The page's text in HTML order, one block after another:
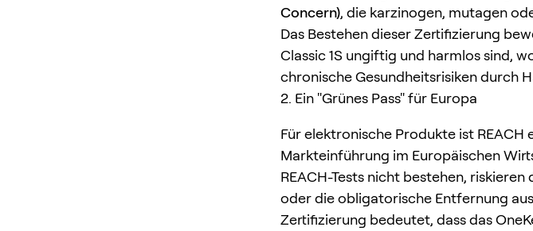
Concern), die karzinogen, mutagen
Das Bestehen dieser Zertifizierung
Classic 1S ungiftig und harmlos sind,
chronische Gesundheitsrisiken durch
2. Ein "Grünes Pass" für Europa
Für elektronische Produkte ist
Markteinführung im Europäischen
REACH-Tests nicht bestehen,
oder die obligatorische Entfernung
Zertifizierung bedeutet, dass das